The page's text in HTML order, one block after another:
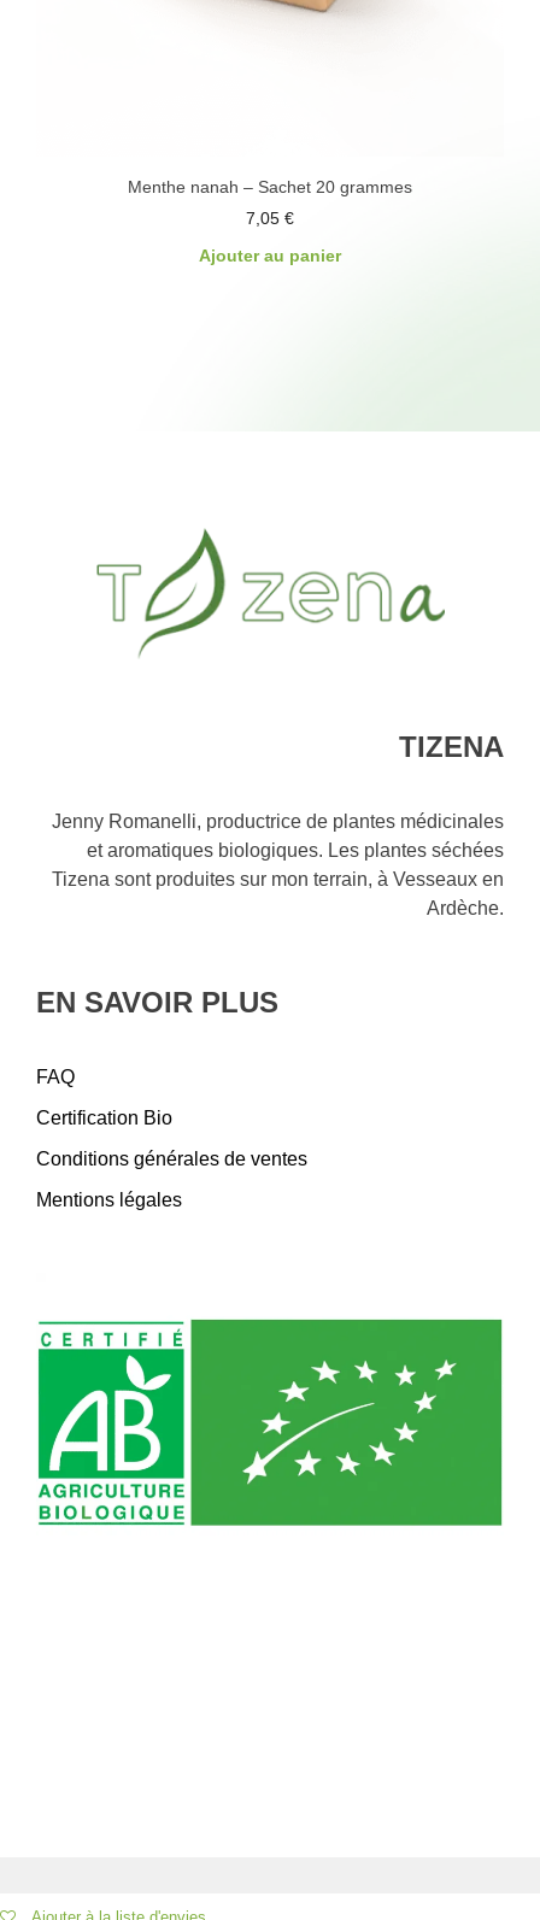
Menthe nanah – Sachet 20 grammes
7,05 €
Ajouter au panier
TIZENA
Jenny Romanelli, productrice de plantes médicinales
et aromatiques biologiques. Les plantes séchées
Tizena sont produites sur mon terrain, à Vesseaux en
Ardèche.
EN SAVOIR PLUS
FAQ
Certification Bio
Conditions générales de ventes
Mentions légales